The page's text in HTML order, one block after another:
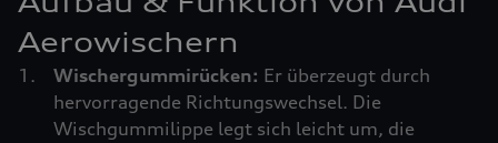
Aerowischern
Wischergummirücken: Er überzeugt durch
hervorragende Richtungswechsel. Die
Wischgummilippe legt sich leicht um, die